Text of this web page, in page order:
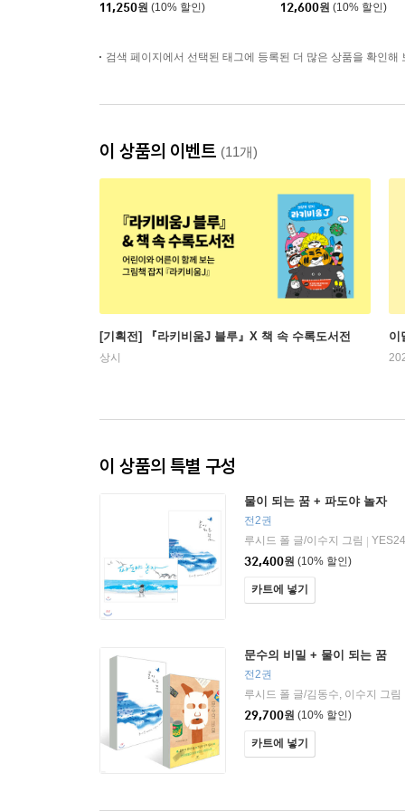
11,250원 (10% 할인)
12,600원 (10% 할인)
검색 페이지에서 선택된 태그에 등록된 더 많은 상품을 확인해
이 상품의 이벤트 (11개)
[기획전] 『라키비움J 블루』X 책 속 수록도서전
상시
이
이 상품의 특별 구성
물이 되는 꿈 + 파도야 놀자
전2권
루시드 폴 글/이수지 그림
YES24
32,400원 (10% 할인)
카트에 넣기
문수의 비밀 + 물이 되는 꿈
전2권
루시드 폴 글/김동수, 이수지 그림
29,700원 (10% 할인)
카트에 넣기